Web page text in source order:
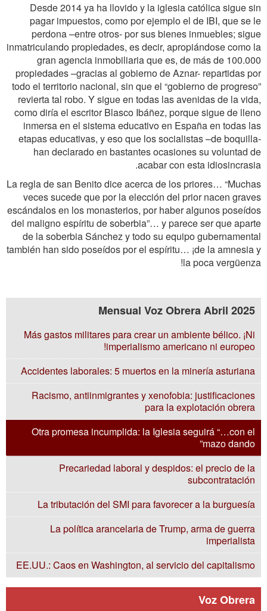
Desde 2014 ya ha llovido y la iglesia católica sigue sin
pagar impuestos, como por ejemplo el de IBI, que se le
perdona –entre otros- por sus bienes inmuebles; sigue
inmatriculando propiedades, es decir, apropiándose como la
gran agencia inmobiliaria que es, de más de 100.000
propiedades –gracias al gobierno de Aznar- repartidas por
todo el territorio nacional, sin que el “gobierno de progreso”
revierta tal robo. Y sigue en todas las avenidas de la vida,
como diría el escritor Blasco Ibáñez, porque sigue de lleno
inmersa en el sistema educativo en España en todas las
etapas educativas, y eso que los socialistas –de boquilla-
han declarado en bastantes ocasiones su voluntad de
acabar con esta idiosincrasia.
La regla de san Benito dice acerca de los priores… “Muchas
veces sucede que por la elección del prior nacen graves
escándalos en los monasterios, por haber algunos poseídos
del maligno espíritu de soberbia”… y parece ser que aparte
de la soberbia Sánchez y todo su equipo gubernamental
también han sido poseídos por el espíritu… ¡de la amnesia y
la poca vergüenza!
Mensual Voz Obrera Abril 2025
Más gastos militares para crear un ambiente bélico. ¡Ni
imperialismo americano ni europeo!
Accidentes laborales: 5 muertos en la minería asturiana
Racismo, antiinmigrantes y xenofobia: justificaciones
para la explotación obrera
Otra promesa incumplida: la Iglesia seguirá “…con el
mazo dando”
Precariedad laboral y despidos: el precio de la
subcontratación
La tributación del SMI para favorecer a la burguesía
La política arancelaria de Trump, arma de guerra
imperialista
EE.UU.: Caos en Washington, al servicio del capitalismo
Voz Obrera